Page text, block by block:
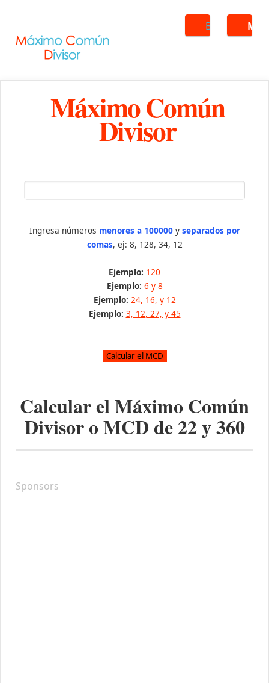
Buscar
Máximo Común
Divisor
Ingresa números menores a 100000y separados por
comas, ej: 8, 128, 34, 12
Ejemplo: 120
Ejemplo: 6 y 8
Ejemplo: 24, 16, y 12
Ejemplo: 3, 12, 27, y 45
Calcular el Máximo Común
Divisor o MCD de22y360
Sponsors